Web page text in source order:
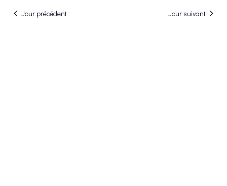
AOÛT,
ET
uneJour précédent Jour suivant